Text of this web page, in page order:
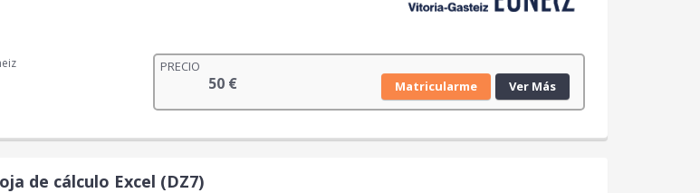
PRECIO
50 € Matricularme Ver Más
de cálculo Excel (DZ7)